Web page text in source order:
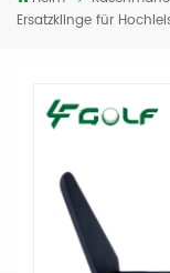
Ersatzklinge für